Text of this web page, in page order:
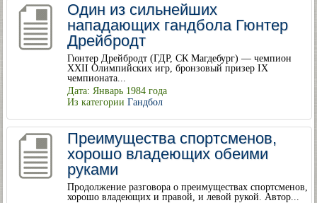
Один из сильнейших
нападающих гандбола Гюнтер
Дрейбродт
Гюнтер Дрейбродт (ГДР, СК Магдебург) — чемпион
XXII Олимпийских игр, бронзовый призер IX
чемпионата...
Дата: Январь 1984 года
Из категории Гандбол
Преимущества спортсменов,
хорошо владеющих обеими
руками
Продолжение разговора о преимуществах спортсменов,
хорошо владеющих и правой, и левой рукой. Автор...